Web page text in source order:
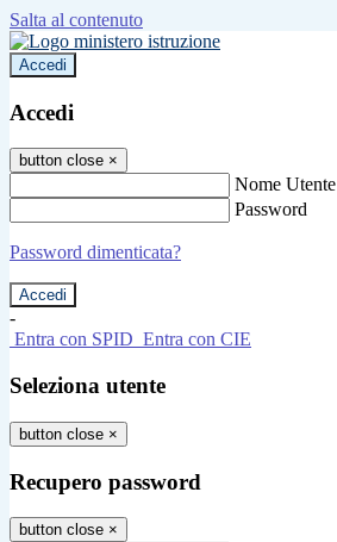
Salta al contenuto
Accedi
Accedi
button close ×
Nome Utente
Password
Password dimenticata?
-
Entra con SPID Entra con CIE
Seleziona utente
button close ×
Recupero password
button close ×